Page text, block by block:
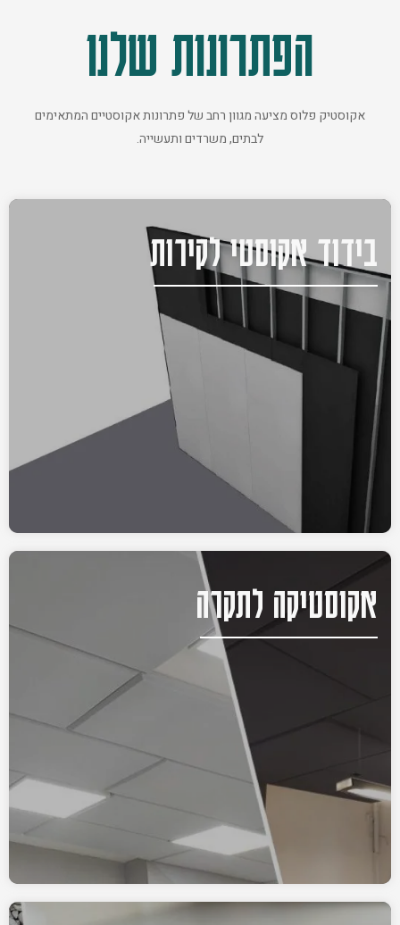
הפתרונות שלנו
אקוסטיק פלוס מציעה מגוון רחב של פתרונות אקוסטיים המתאימים
לבתים, משרדים ותעשייה.
בידוד אקוסטי לקירות
אקוסטיקה לתקרה